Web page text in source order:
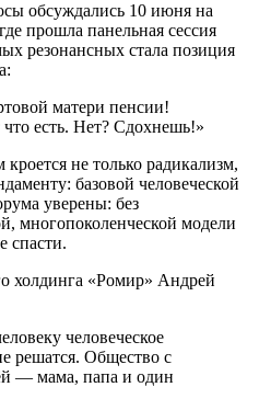
обсуждались 10 июня на
прошла панельная сессия
резонансных стала позиция
матери пенсии!
есть. Нет? Сдохнешь!»
не только радикализм,
базовой человеческой
уверены: без
многопоколенческой модели
спасти.
холдинга «Ромир» Андрей
человеческое
решатся. Общество с
— мама, папа и один